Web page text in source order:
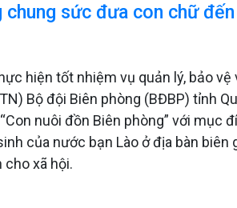
chung sức đưa con chữ
hiện tốt nhiệm vụ quản lý, bảo
Bộ đội Biên phòng (BĐBP) tỉnh
nuôi đồn Biên phòng” với
của nước bạn Lào ở địa bàn
xã hội.